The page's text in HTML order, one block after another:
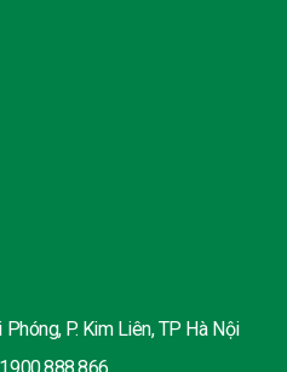
P. Kim Liên, TP Hà Nội